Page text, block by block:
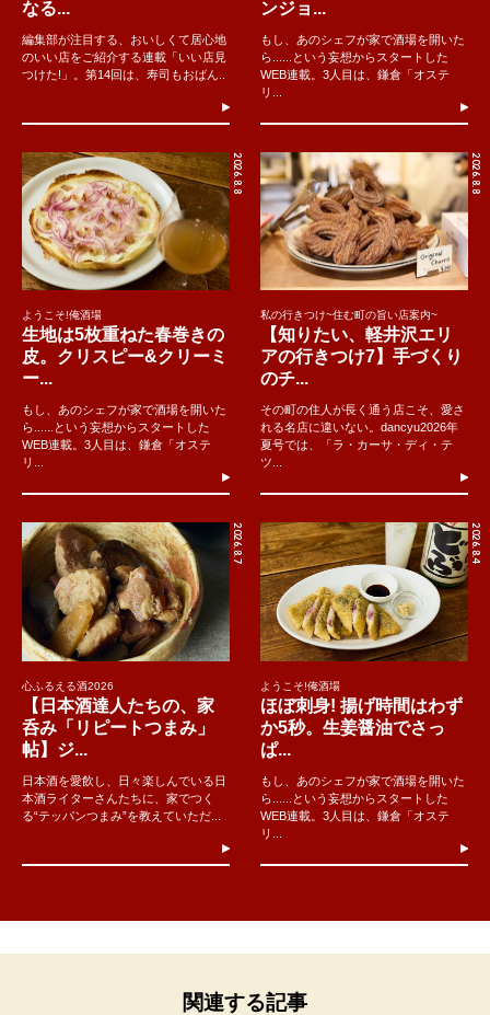
なる...
編集部が注目する、おいしくて居心地
のいい店をご紹介する連載「いい店見
つけた!」。第14回は、寿司もおばん..
ンジョ...
もし、あのシェフが家で酒場を開いた
ら......という妄想からスタートした
WEB連載。3人目は、鎌倉「オステ
リ...
2026.8.8
ようこそ!俺酒場
生地は5枚重ねた春巻きの
皮。クリスピー&クリーミ
ー...
もし、あのシェフが家で酒場を開いた
ら......という妄想からスタートした
WEB連載。3人目は、鎌倉「オステ
リ...
2026.8.8
私の行きつけ~住む町の旨い店案内~
【知りたい、軽井沢エリ
アの行きつけ7】手づくり
のチ...
その町の住人が長く通う店こそ、愛さ
れる名店に違いない。dancyu2026年
夏号では、「ラ・カーサ・ディ・テ
ツ...
2026.8.7
心ふるえる酒2026
【日本酒達人たちの、家
呑み「リピートつまみ」
帖】ジ...
日本酒を愛飲し、日々楽しんでいる日
本酒ライターさんたちに、家でつく
る“テッパンつまみ”を教えていただ...
2026.8.4
ようこそ!俺酒場
ほぼ刺身! 揚げ時間はわず
か5秒。生姜醤油でさっ
ぱ...
もし、あのシェフが家で酒場を開いた
ら......という妄想からスタートした
WEB連載。3人目は、鎌倉「オステ
リ...
関連する記事